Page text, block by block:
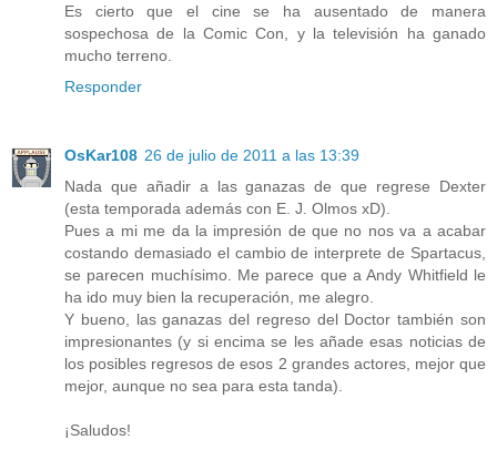
Es cierto que el cine se ha ausentado de manera
sospechosa de la Comic Con, y la televisión ha ganado
mucho terreno.
Responder
OsKar108 26 de julio de 2011 a las 13:39
Nada que añadir a las ganazas de que regrese Dexter
(esta temporada además con E. J. Olmos xD).
Pues a mi me da la impresión de que no nos va a acabar
costando demasiado el cambio de interprete de Spartacus,
se parecen muchísimo. Me parece que a Andy Whitfield le
ha ido muy bien la recuperación, me alegro.
Y bueno, las ganazas del regreso del Doctor también son
impresionantes (y si encima se les añade esas noticias de
los posibles regresos de esos 2 grandes actores, mejor que
mejor, aunque no sea para esta tanda).
¡Saludos!